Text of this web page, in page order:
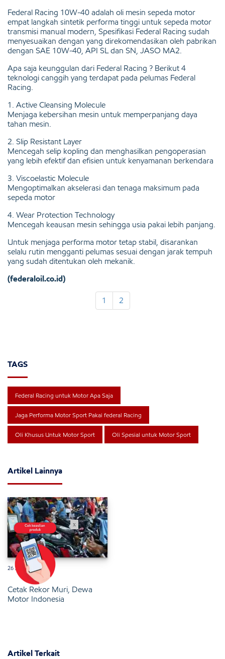
Federal Racing 10W-40 adalah oli mesin sepeda motor
empat langkah sintetik performa tinggi untuk sepeda motor
transmisi manual modern, Spesifikasi Federal Racing sudah
menyesuaikan dengan yang direkomendasikan oleh pabrikan
dengan SAE 10W-40, API SL dan SN, JASO MA2.
Apa saja keunggulan dari Federal Racing ? Berikut 4
teknologi canggih yang terdapat pada pelumas Federal
Racing.
1. Active Cleansing Molecule
Menjaga kebersihan mesin untuk memperpanjang daya
tahan mesin.
2. Slip Resistant Layer
Mencegah selip kopling dan menghasilkan pengoperasian
yang lebih efektif dan efisien untuk kenyamanan berkendara
3. Viscoelastic Molecule
Mengoptimalkan akselerasi dan tenaga maksimum pada
sepeda motor
4. Wear Protection Technology
Mencegah keausan mesin sehingga usia pakai lebih panjang.
Untuk menjaga performa motor tetap stabil, disarankan
selalu rutin mengganti pelumas sesuai dengan jarak tempuh
yang sudah ditentukan oleh mekanik.
(federaloil.co.id)
1 2
TAGS
Federal Racing untuk Motor Apa Saja
Jaga Performa Motor Sport Pakai federal Racing
Oli Khusus Untuk Motor Sport Oli Spesial untuk Motor Sport
Artikel Lainnya
26 Januari 2025
Cetak Rekor Muri, Dewa
Motor Indonesia
Artikel Terkait
x